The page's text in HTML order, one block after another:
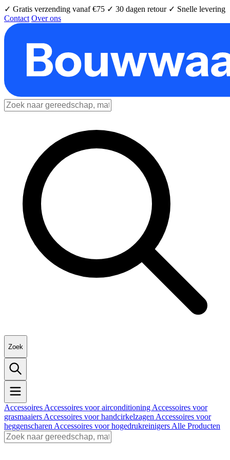
✓ Gratis verzending vanaf €75 ✓ 30 dagen retour ✓ Snelle levering
Contact Over ons
Zoek
Accessoires Accessoires voor airconditioning Accessoires voor
grasmaaiers Accessoires voor handcirkelzagen Accessoires voor
heggenscharen Accessoires voor hogedrukreinigers Alle Producten